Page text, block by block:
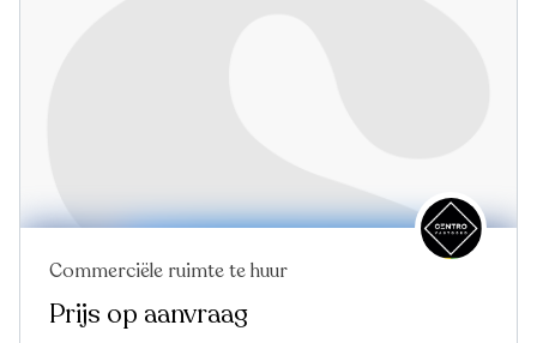
Commerciële ruimte te huur
Prijs op aanvraag